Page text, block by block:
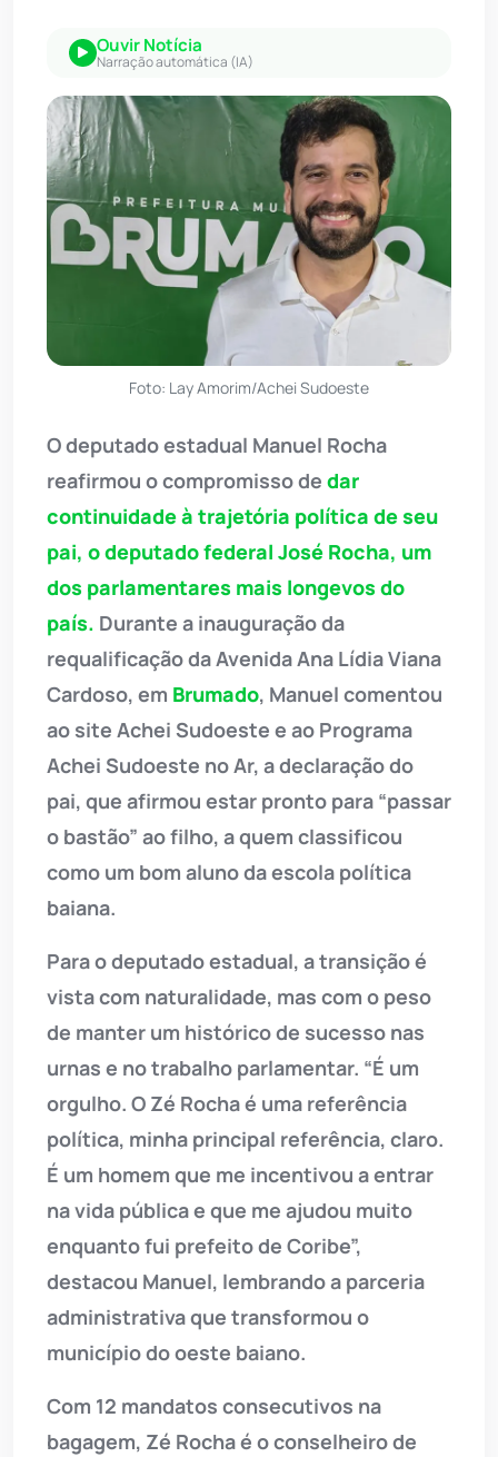
Ouvir Notícia
Narração automática (IA)
Foto: Lay Amorim/Achei Sudoeste
O deputado estadual Manuel Rocha
reafirmou o compromisso de dar
continuidade à trajetória política de seu
pai, o deputado federal José Rocha, um
dos parlamentares mais longevos do
país. Durante a inauguração da
requalificação da Avenida Ana Lídia Viana
Cardoso, em Brumado, Manuel comentou
ao site Achei Sudoeste e ao Programa
Achei Sudoeste no Ar, a declaração do
pai, que afirmou estar pronto para “passar
o bastão” ao filho, a quem classificou
como um bom aluno da escola política
baiana.
Para o deputado estadual, a transição é
vista com naturalidade, mas com o peso
de manter um histórico de sucesso nas
urnas e no trabalho parlamentar. “É um
orgulho. O Zé Rocha é uma referência
política, minha principal referência, claro.
É um homem que me incentivou a entrar
na vida pública e que me ajudou muito
enquanto fui prefeito de Coribe”,
destacou Manuel, lembrando a parceria
administrativa que transformou o
município do oeste baiano.
Com 12 mandatos consecutivos na
bagagem, Zé Rocha é o conselheiro de